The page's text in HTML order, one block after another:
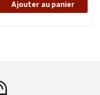
Ajouter au panier